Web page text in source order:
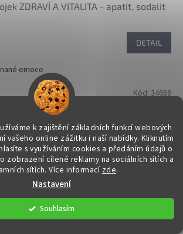
k zajištění základních funkcí webových
vašeho online zážitku i naší nabídky. Kliknutím
s využíváním cookies a předáním údajů o
zobrazení cílené reklamy na sociálních sítích a
sítích. Více informací zde.
Nastavení
Souhlasím
ZDRAVÍ A VITALITA - apatit, sodalit
DETAIL
emoce
Kód:34688